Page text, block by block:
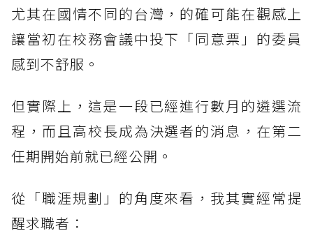
尤其在國情不同的台灣，的確可能在觀感上
讓當初在校務會議中投下「同意票」的委員
感到不舒服。
但實際上，這是一段已經進行數月的遴選流
程，而且高校長成為決選者的消息，在第二
任期開始前就已經公開。
從「職涯規劃」的角度來看，我其實經常提
醒求職者：